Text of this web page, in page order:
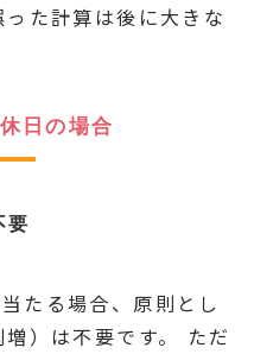
た計算は後に大きな
日の場合
要
たる場合、原則とし
）は不要です。 ただ